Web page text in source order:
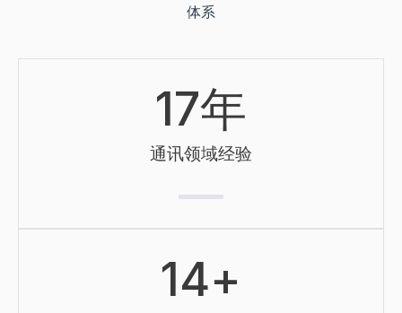
体系
17年
通讯领域经验
14+